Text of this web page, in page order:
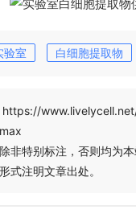
验室 白细胞提取物
https://
max
除非特别标注，否则均为
式注明文章出处。